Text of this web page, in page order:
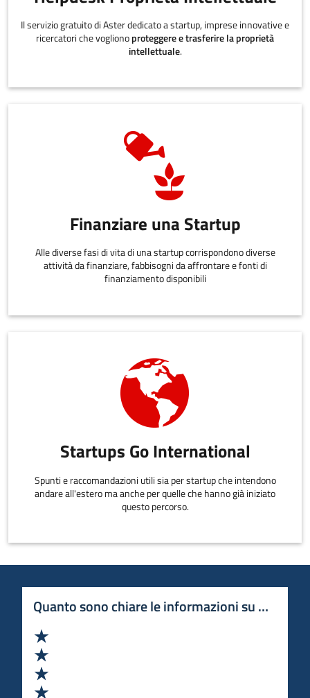
Il servizio gratuito di Aster dedicato a startup, imprese innovative e
ricercatori che voglionoproteggere e trasferire la proprietà
intellettuale.
Finanziare una Startup
Alle diverse fasi di vita di una startup corrispondono diverse
attività da finanziare, fabbisogni da affrontare e fonti di
finanziamento disponibili
Startups Go International
Spunti e raccomandazioni utili sia per startup che intendono
andare all'estero ma anche per quelle che hanno già iniziato
questo percorso.
Quanto sono chiare le informazioni su questa